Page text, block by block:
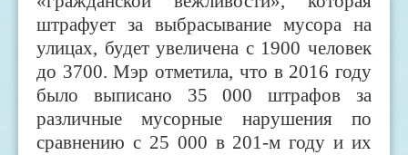
штрафует за выбрасывание мусора на
улицах, будет увеличена с 1900 человек
до 3700. Мэр отметила, что в 2016 году
было выписано 35 000 штрафов за
различные мусорные нарушения по
сравнению с 25 000 в 201-м году и их